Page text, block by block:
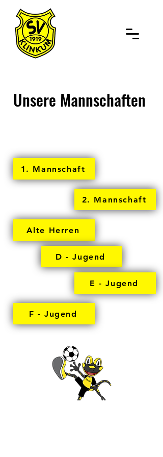
Unsere Mannschaften
1. Mannschaft
2. Mannschaft
Alte Herren
D - Jugend
E - Jugend
F - Jugend